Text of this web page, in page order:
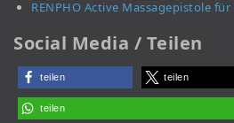
RENPHO Active Massagepistole für
Social Media / Teilen
teilen teilen
teilen